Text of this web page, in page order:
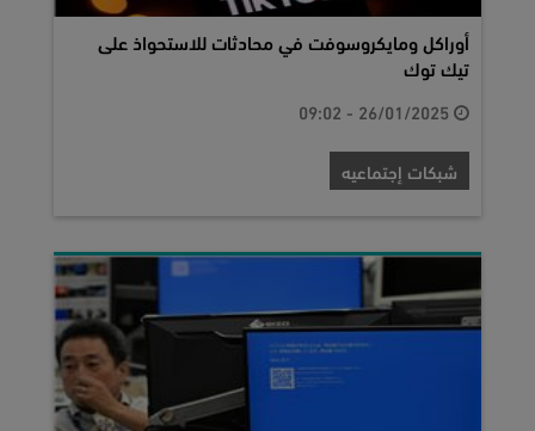
أوراكل ومايكروسوفت في محادثات للاستحواذ على
تيك توك
شبكات إجتماعيه